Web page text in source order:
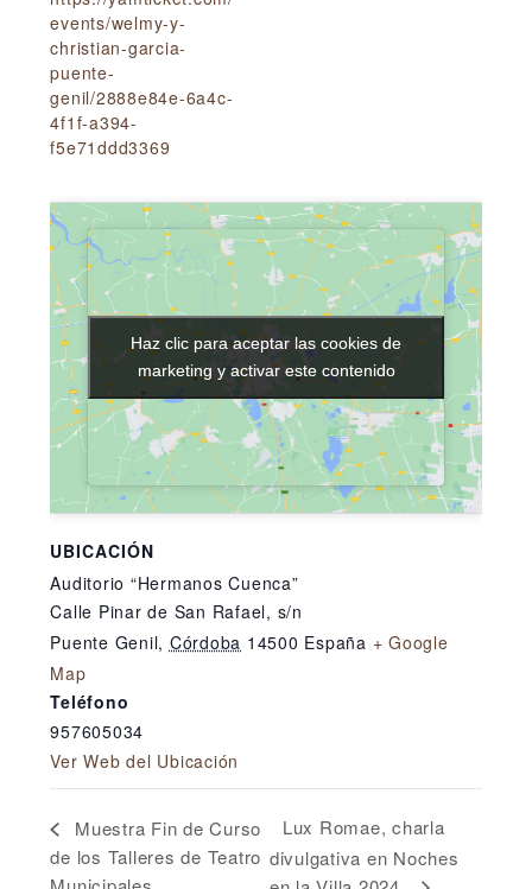
events/welmy-y-
christian-garcia-
puente-
genil/2888e84e-6a4c-
4f1f-a394-
f5e71ddd3369
UBICACIÓN
Auditorio “Hermanos Cuenca”
Calle Pinar de San Rafael, s/n
Puente Genil, Córdoba 14500 España + Google
Map
Teléfono
957605034
Ver Web del Ubicación
Haz clic para aceptar las cookies de
marketing y activar este contenido
Haz clic para aceptar las cookies de
marketing y activar este contenido
Muestra Fin de Curso
de los Talleres de Teatro
Lux Romae, charla
divulgativa en Noches